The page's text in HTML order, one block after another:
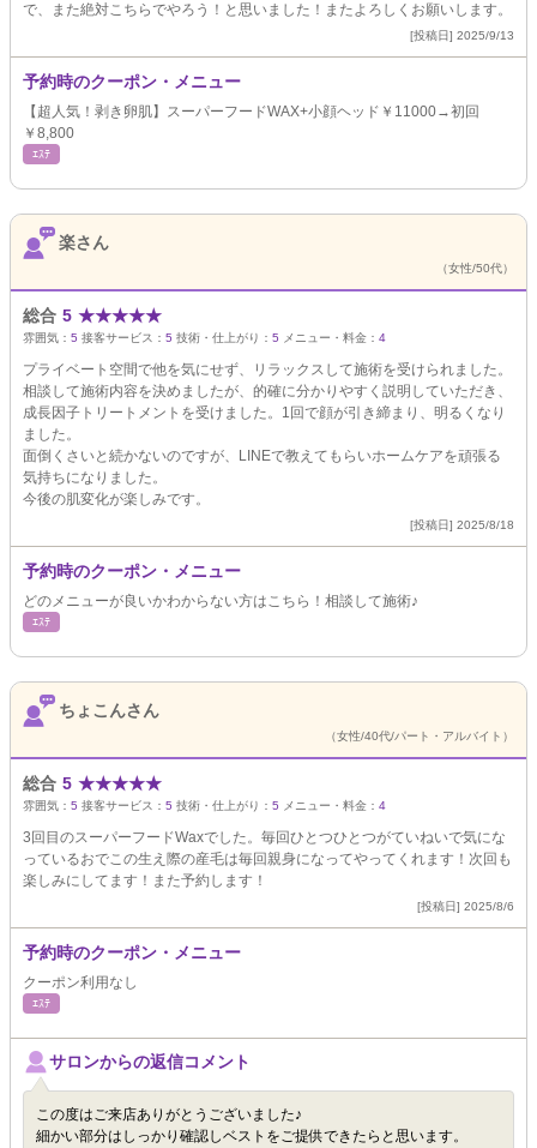
で、また絶対こちらでやろう！と思いました！またよろしくお願いします。
[投稿日] 2025/9/13
予約時のクーポン・メニュー
【超人気！剥き卵肌】スーパーフードWAX+小顔ヘッド￥11000→初回
￥8,800
ｴｽﾃ
楽さん
（女性/50代）
総合 5 ★★★★★
雰囲気： 5 接客サービス： 5 技術・仕上がり： 5 メニュー・料金： 4
プライベート空間で他を気にせず、リラックスして施術を受けられました。
相談して施術内容を決めましたが、的確に分かりやすく説明していただき、
成長因子トリートメントを受けました。1回で顔が引き締まり、明るくなり
ました。
面倒くさいと続かないのですが、LINEで教えてもらいホームケアを頑張る
気持ちになりました。
今後の肌変化が楽しみです。
[投稿日] 2025/8/18
予約時のクーポン・メニュー
どのメニューが良いかわからない方はこちら！相談して施術♪
ｴｽﾃ
ちょこんさん
（女性/40代/パート・アルバイト）
総合 5 ★★★★★
雰囲気： 5 接客サービス： 5 技術・仕上がり： 5 メニュー・料金： 4
3回目のスーパーフードWaxでした。毎回ひとつひとつがていねいで気にな
っているおでこの生え際の産毛は毎回親身になってやってくれます！次回も
楽しみにしてます！また予約します！
[投稿日] 2025/8/6
予約時のクーポン・メニュー
クーポン利用なし
ｴｽﾃ
サロンからの返信コメント
この度はご来店ありがとうございました♪
細かい部分はしっかり確認しベストをご提供できたらと思います。